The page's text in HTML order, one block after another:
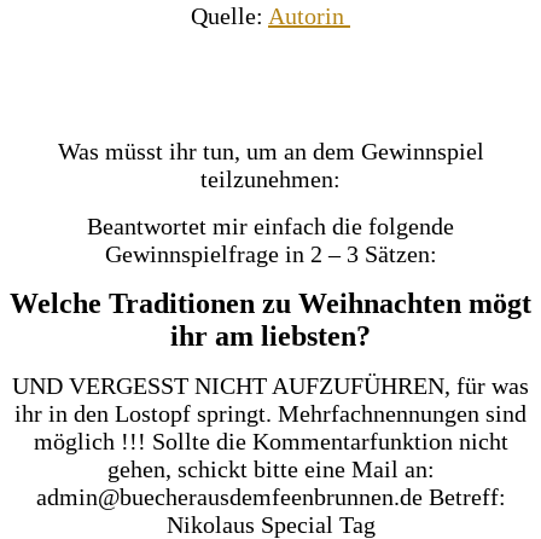
Quelle: Autorin
Was müsst ihr tun, um an dem Gewinnspiel
teilzunehmen:
Beantwortet mir einfach die folgende
Gewinnspielfrage in 2 – 3 Sätzen:
Welche Traditionen zu Weihnachten mögt
ihr am liebsten?
UND VERGESST NICHT AUFZUFÜHREN, für was
ihr in den Lostopf springt. Mehrfachnennungen sind
möglich !!! Sollte die Kommentarfunktion nicht
gehen, schickt bitte eine Mail an:
admin@buecherausdemfeenbrunnen.de Betreff:
Nikolaus Special Tag